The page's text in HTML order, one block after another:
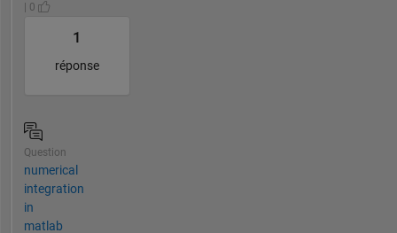
| 0
1
réponse
Question
numerical
integration
in
matlab